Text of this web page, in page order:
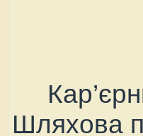
Шляхова